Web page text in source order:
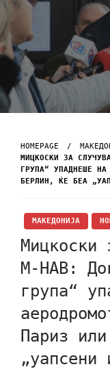
HOMEPAGE
МИЦКОСКИ ЗА
ГРУПА“ УПАДНЕШЕ
БЕРЛИН, ЌЕ БЕА
МАКЕДОНИЈА
Мицкоски
М-НАВ:
група“
Париз
„уапсени